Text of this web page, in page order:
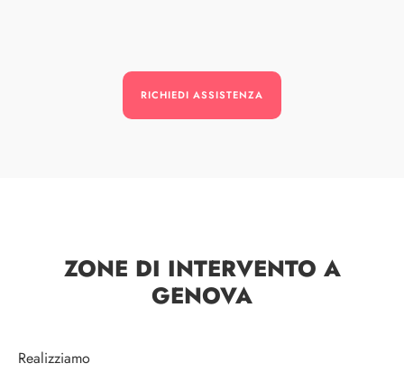
RICHIEDI ASSISTENZA
ZONE DI INTERVENTO A
GENOVA
Realizziamo